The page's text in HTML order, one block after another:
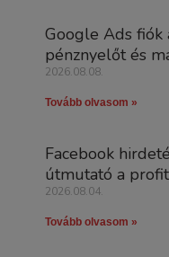
Google Ads fiók
pénznyelőt és
2026.08.08.
Tovább olvasom »
Facebook
útmutató a
2026.08.04.
Tovább olvasom »